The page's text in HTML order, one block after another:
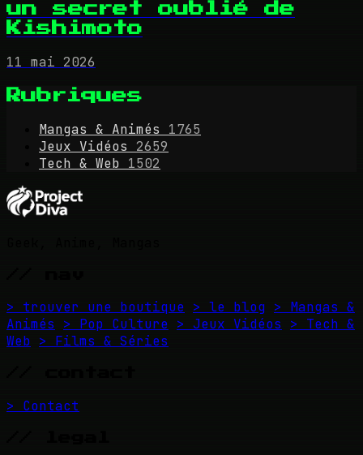
un secret oublié de
Kishimoto
11 mai 2026
Rubriques
Mangas & Animés
1765
Jeux Vidéos
2659
Tech & Web 1502
> trouver une boutique > le blog > Mangas &
Animés
> Pop Culture > Jeux Vidéos
> Tech &
Web > Films & Séries
> Contact